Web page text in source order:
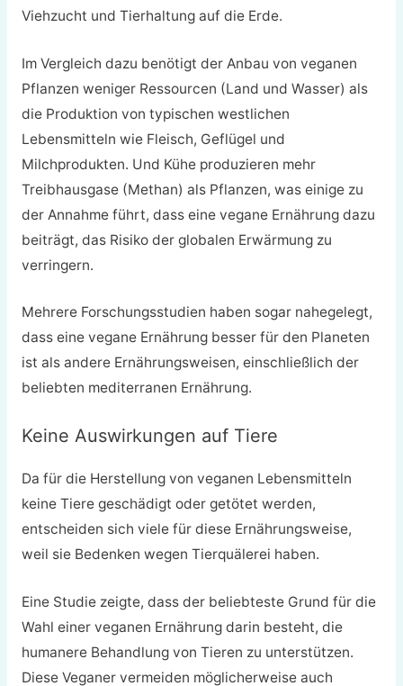
Viehzucht und Tierhaltung auf die Erde.
Im Vergleich dazu benötigt der Anbau von veganen
Pflanzen weniger Ressourcen (Land und Wasser) als
die Produktion von typischen westlichen
Lebensmitteln wie Fleisch, Geflügel und
Milchprodukten. Und Kühe produzieren mehr
Treibhausgase (Methan) als Pflanzen, was einige zu
der Annahme führt, dass eine vegane Ernährung dazu
beiträgt, das Risiko der globalen Erwärmung zu
verringern.
Mehrere Forschungsstudien haben sogar nahegelegt,
dass eine vegane Ernährung besser für den Planeten
ist als andere Ernährungsweisen, einschließlich der
beliebten mediterranen Ernährung.
Keine Auswirkungen auf Tiere
Da für die Herstellung von veganen Lebensmitteln
keine Tiere geschädigt oder getötet werden,
entscheiden sich viele für diese Ernährungsweise,
weil sie Bedenken wegen Tierquälerei haben.
Eine Studie zeigte, dass der beliebteste Grund für die
Wahl einer veganen Ernährung darin besteht, die
humanere Behandlung von Tieren zu unterstützen.
Diese Veganer vermeiden möglicherweise auch